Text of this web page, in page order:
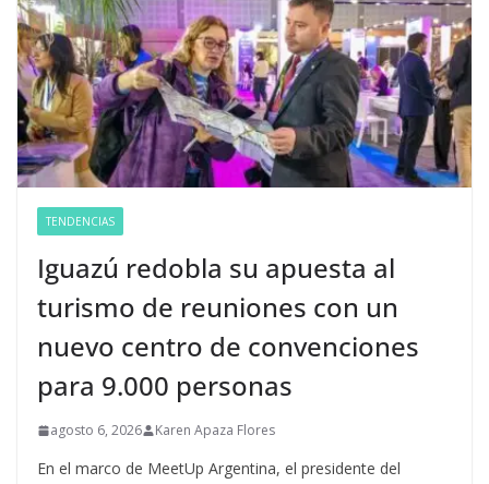
TENDENCIAS
Iguazú redobla su apuesta al
turismo de reuniones con un
nuevo centro de convenciones
para 9.000 personas
agosto 6, 2026 Karen Apaza Flores
En el marco de MeetUp Argentina, el presidente del